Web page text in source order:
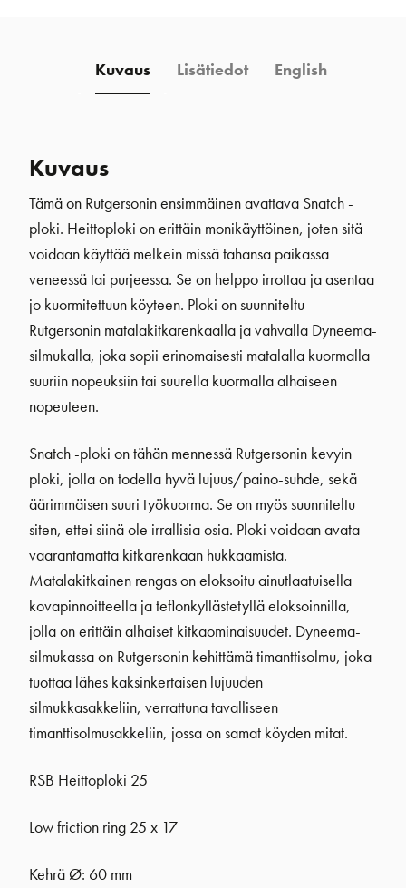
Kuvaus Lisätiedot English
Kuvaus
Tämä on Rutgersonin ensimmäinen avattava Snatch -
ploki. Heittoploki on erittäin monikäyttöinen, joten sitä
voidaan käyttää melkein missä tahansa paikassa
veneessä tai purjeessa. Se on helppo irrottaa ja asentaa
jo kuormitettuun köyteen. Ploki on suunniteltu
Rutgersonin matalakitkarenkaalla ja vahvalla Dyneema-
silmukalla, joka sopii erinomaisesti matalalla kuormalla
suuriin nopeuksiin tai suurella kuormalla alhaiseen
nopeuteen.
Snatch -ploki on tähän mennessä Rutgersonin kevyin
ploki, jolla on todella hyvä lujuus/paino-suhde, sekä
äärimmäisen suuri työkuorma. Se on myös suunniteltu
siten, ettei siinä ole irrallisia osia. Ploki voidaan avata
vaarantamatta kitkarenkaan hukkaamista.
Matalakitkainen rengas on eloksoitu ainutlaatuisella
kovapinnoitteella ja teflonkyllästetyllä eloksoinnilla,
jolla on erittäin alhaiset kitkaominaisuudet. Dyneema-
silmukassa on Rutgersonin kehittämä timanttisolmu, joka
tuottaa lähes kaksinkertaisen lujuuden
silmukkasakkeliin, verrattuna tavalliseen
timanttisolmusakkeliin, jossa on samat köyden mitat.
RSB Heittoploki 25
Low friction ring 25 x 17
Kehrä Ø: 60 mm